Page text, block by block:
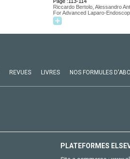
Riccardo Bertolo, Alessandro
For Advanced Laparo-
REVUES LIVRES NOS FORMULES
PLATEFORMES